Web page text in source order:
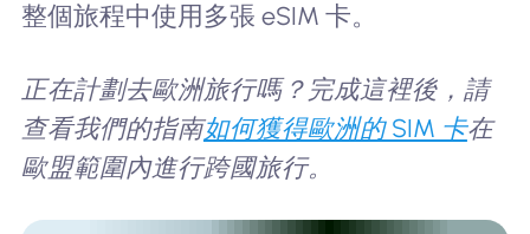
整個旅程中使用多張 eSIM 卡。
正在計劃去歐洲旅行嗎？完成這裡後，請
查看我們的指南如何獲得歐洲的 SIM 卡在
歐盟範圍內進行跨國旅行。